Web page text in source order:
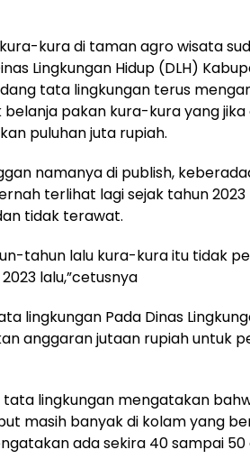
kura di taman agro wisata
Lingkungan Hidup (DLH)
tata lingkungan terus
pakan kura-kura yang jika
puluhan juta rupiah.
namanya di publish,
terlihat lagi sejak tahun
tidak terawat.
tahun lalu kura-kura itu tidak
lalu,”cetusnya
lingkungan Pada Dinas
anggaran jutaan rupiah untuk
lingkungan mengatakan
masih banyak di kolam yang
ada sekira 40 sampai